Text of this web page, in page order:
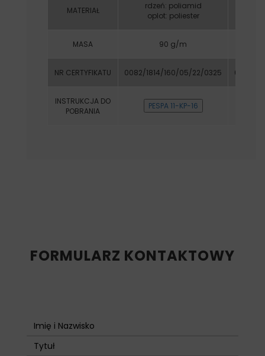
MATERIAŁ
rdzeń: poliamid
oplot: poliester
MASA 90 g/m
NR CERTYFIKATU 0082/1814/160/05/22/0325 0082/
INSTRUKCJA DO
POBRANIA
FORMULARZ KONTAKTOWY